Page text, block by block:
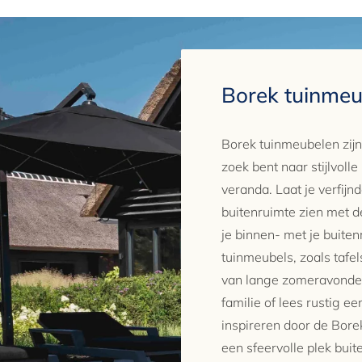
Borek
Borek tuinmeubelen
zoek bent naar
veranda. Laat je
buitenruimte zien met
je binnen- met je
tuinmeubels, zoals
van lange
familie of lees rustig
inspireren door de
een sfeervolle plek